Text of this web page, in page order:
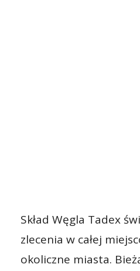
Skład Węgla Tadex
zlecenia w całej
okoliczne miasta.